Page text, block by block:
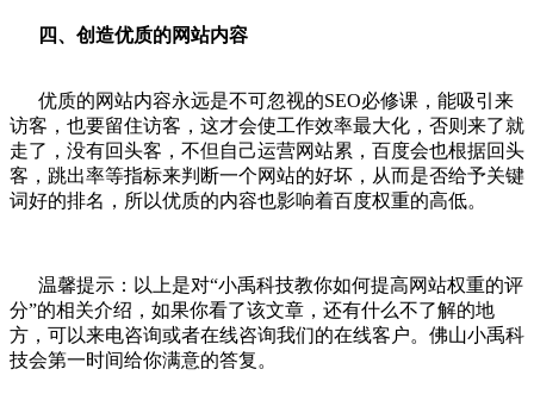
四、创造优质的网站内容
优质的网站内容永远是不可忽视的SEO必修课，能吸引来
访客，也要留住访客，这才会使工作效率最大化，否则来了就
走了，没有回头客，不但自己运营网站累，百度会也根据回头
客，跳出率等指标来判断一个网站的好坏，从而是否给予关键
词好的排名，所以优质的内容也影响着百度权重的高低。
温馨提示：以上是对“小禹科技教你如何提高网站权重的评
分”的相关介绍，如果你看了该文章，还有什么不了解的地
方，可以来电咨询或者在线咨询我们的在线客户。佛山小禹科
技会第一时间给你满意的答复。